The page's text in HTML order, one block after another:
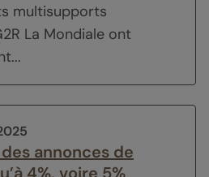
multisupports
La Mondiale ont
annonces de